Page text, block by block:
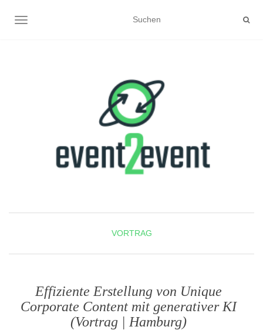
NAVIGATION UMSCHALTEN
VORTRAG
Effiziente Erstellung von Unique
Corporate Content mit generativer KI
(Vortrag | Hamburg)